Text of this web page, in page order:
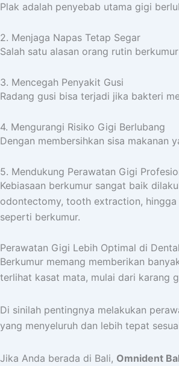
Plak adalah penyebab utama gigi
2. Menjaga Napas Tetap Segar
Salah satu alasan orang rutin
3. Mencegah Penyakit Gusi
Radang gusi bisa terjadi jika bakteri
4. Mengurangi Risiko Gigi Berlubang
Dengan membersihkan sisa makanan
5. Mendukung Perawatan Gigi
Kebiasaan berkumur sangat baik
odontectomy, tooth extraction,
seperti berkumur.
Perawatan Gigi Lebih Optimal di
Berkumur memang memberikan
terlihat kasat mata, mulai dari karang
Di sinilah pentingnya melakukan
yang menyeluruh dan lebih tepat
Jika Anda berada di Bali, Omnident